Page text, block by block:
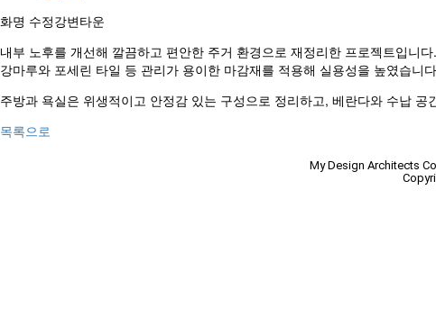
화명 수정강변타운
내부 노후를 개선해 깔끔하고 편안한 주거 환경으로 재정리한 프로젝트입니
강마루와 포세린 타일 등 관리가 용이한 마감재를 적용해 실용성을 높였습니
주방과 욕실은 위생적이고 안정감 있는 구성으로 정리하고, 베란다와 수납
목록으로
My Design Architects